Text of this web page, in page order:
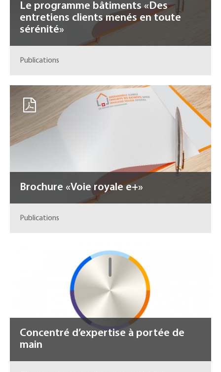
Le programme bâtiments «Des
entretiens clients menés en toute
sérénité»
Publications
Brochure «Voie royale e+»
Publications
Concentré d’expertise à portée de
main